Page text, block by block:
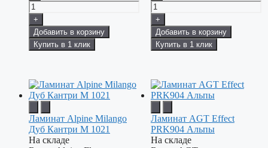
+
Добавить в корзину
Купить в 1 клик
+
Добавить в корзину
Купить в 1 клик
Ламинат Alpine Milango
Дуб Кантри М 1021
На складе
Ламинат AGT Effect
PRK904 Альпы
На складе